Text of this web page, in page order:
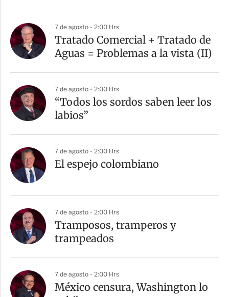
7 de agosto - 2:00 Hrs
Tratado Comercial + Tratado de
Aguas = Problemas a la vista (II)
7 de agosto - 2:00 Hrs
“Todos los sordos saben leer los
labios”
7 de agosto - 2:00 Hrs
El espejo colombiano
7 de agosto - 2:00 Hrs
Tramposos, tramperos y
trampeados
7 de agosto - 2:00 Hrs
México censura, Washington lo